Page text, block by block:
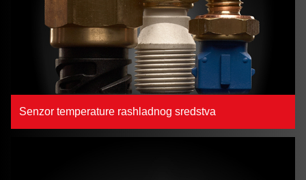
Senzor temperature rashladnog sredstva